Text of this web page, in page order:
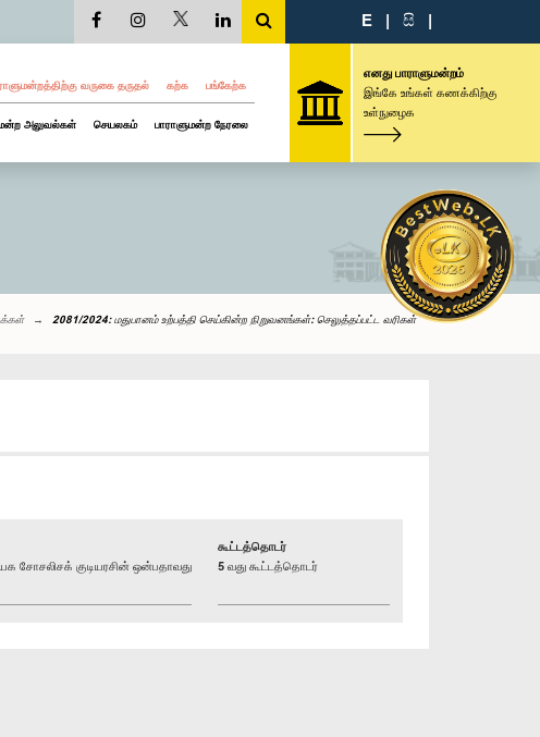
E | සි |
வருகை தருதல் கற்க பங்கேற்க
அலுவல்கள் செயலகம் பாராளுமன்ற நேரலை
எனது பாராளுமன்றம்
இங்கே உங்கள் கணக்கிற்கு
உள்நுழைக
2081/2024: மதுபானம் உற்பத்தி செய்கின்ற நிறுவனங்கள்: செலுத்தப்பட்ட வரிகள்
சோசலிசக் குடியரசின் ஒன்பதாவது
கூட்டத்தொடர்
5 வது கூட்டத்தொடர்